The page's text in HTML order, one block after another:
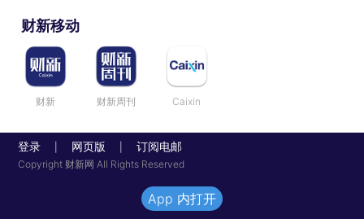
财新移动
财新 财新周刊 Caixin
登录 网页版 订阅电邮
Copyright 财新网 All Rights Reserved
App 内打开